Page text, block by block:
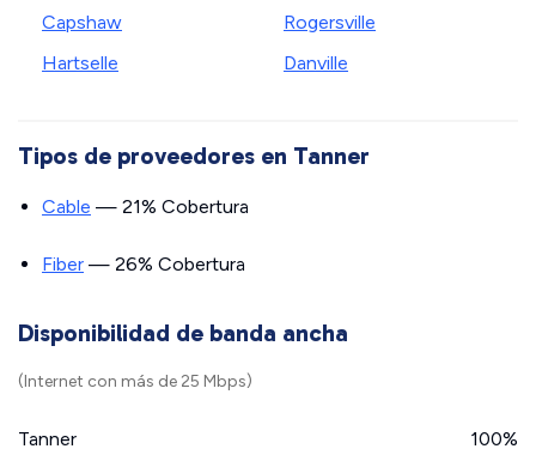
Capshaw
Hartselle
Rogersville
Danville
Tipos de proveedores en Tanner
Cable — 21% Cobertura
Fiber — 26% Cobertura
Disponibilidad de banda ancha
(Internet con más de 25 Mbps)
Tanner 100%